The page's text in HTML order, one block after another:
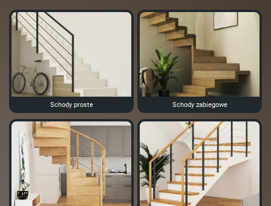
Schody proste Schody zabiegowe